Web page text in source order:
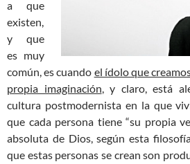
a que
existen,
y que
es muy
común, es cuando el ídolo que
propia imaginación, y claro, está
cultura postmodernista en la que
que cada persona tiene “su propia
absoluta de Dios, según esta
que estas personas se crean son